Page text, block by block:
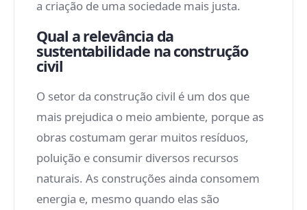
a criação de uma sociedade mais justa.
Qual a relevância da
sustentabilidade na construção
civil
O setor da construção civil é um dos que
mais prejudica o meio ambiente, porque as
obras costumam gerar muitos resíduos,
poluição e consumir diversos recursos
naturais. As construções ainda consomem
energia e, mesmo quando elas são